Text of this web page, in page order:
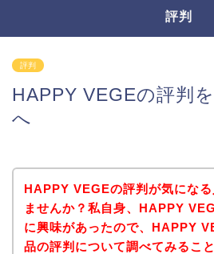
評判
評判
HAPPY VEGEの評判
へ
HAPPY VEGEの評判が気にな
ませんか？私自身、HAPPY
に興味があったので、HAPPY
品の評判について調べてみるこ